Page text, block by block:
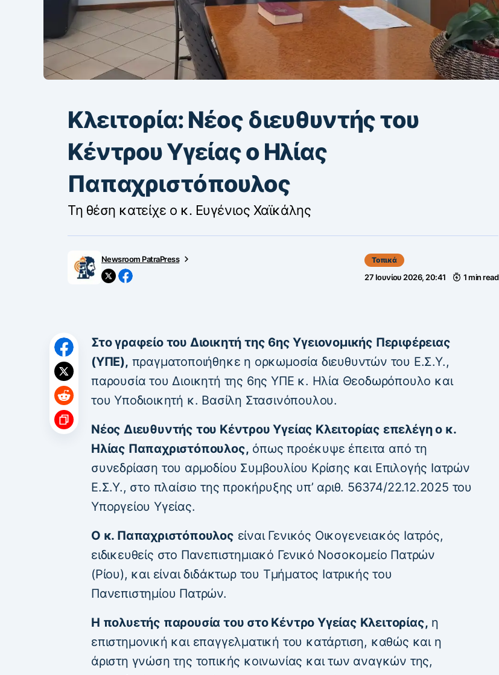
Κλειτορία: Νέος διευθυντής του
Κέντρου Υγείας ο Ηλίας
Παπαχριστόπουλος
Τη θέση κατείχε ο κ. Ευγένιος Χαϊκάλης
Newsroom PatraPress Τοπικά
27 Ιουνίου 2026, 20:41 1 min read
Στο γραφείο του Διοικητή της 6ης Υγειονομικής Περιφέρειας
(ΥΠΕ), πραγματοποιήθηκε η ορκωμοσία διευθυντών του Ε.Σ.Υ.,
παρουσία του Διοικητή της 6ης ΥΠΕ κ. Ηλία Θεοδωρόπουλο και
του Υποδιοικητή κ. Βασίλη Στασινόπουλου.
Νέος Διευθυντής του Κέντρου Υγείας Κλειτορίας επελέγη ο κ.
Ηλίας Παπαχριστόπουλος, όπως προέκυψε έπειτα από τη
συνεδρίαση του αρμοδίου Συμβουλίου Κρίσης και Επιλογής Ιατρών
Ε.Σ.Υ., στο πλαίσιο της προκήρυξης υπ’ αριθ. 56374/22.12.2025 του
Υποργείου Υγείας.
Ο κ. Παπαχριστόπουλος είναι Γενικός Οικογενειακός Ιατρός,
ειδικευθείς στο Πανεπιστημιακό Γενικό Νοσοκομείο Πατρών
(Ρίου), και είναι διδάκτωρ του Τμήματος Ιατρικής του
Πανεπιστημίου Πατρών.
Η πολυετής παρουσία του στο Κέντρο Υγείας Κλειτορίας, η
επιστημονική και επαγγελματική του κατάρτιση, καθώς και η
άριστη γνώση της τοπικής κοινωνίας και των αναγκών της,